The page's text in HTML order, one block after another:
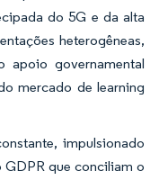
do 5G e da alta
heterogêneas,
governamental
mercado de learning
impulsionado
que conciliam o